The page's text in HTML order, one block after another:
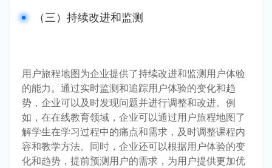
（三）持续改进和监测
用户旅程地图为企业提供了持续改进和监测用户体验
的能力。通过实时监测和追踪用户体验的变化和趋
势，企业可以及时发现问题并进行调整和改进。例
如，在在线教育领域，企业可以通过用户旅程地图了
解学生在学习过程中的痛点和需求，及时调整课程内
容和教学方法。同时，企业还可以根据用户体验的变
化和趋势，提前预测用户的需求，为用户提供更加优